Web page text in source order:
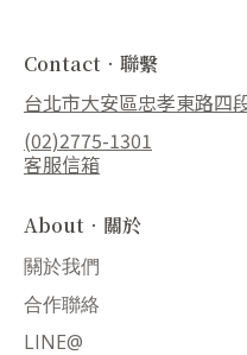
Contact．聯繫
台北市大安區忠孝東路四
(02)2775-1301
客服信箱
About．關於
關於我們
合作聯絡
LINE@